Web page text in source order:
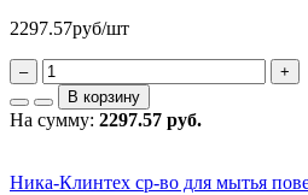
2297.57руб/шт
–
+
В корзину
На сумму: 2297.57 руб.
Ника-Клинтех ср-во для мытья